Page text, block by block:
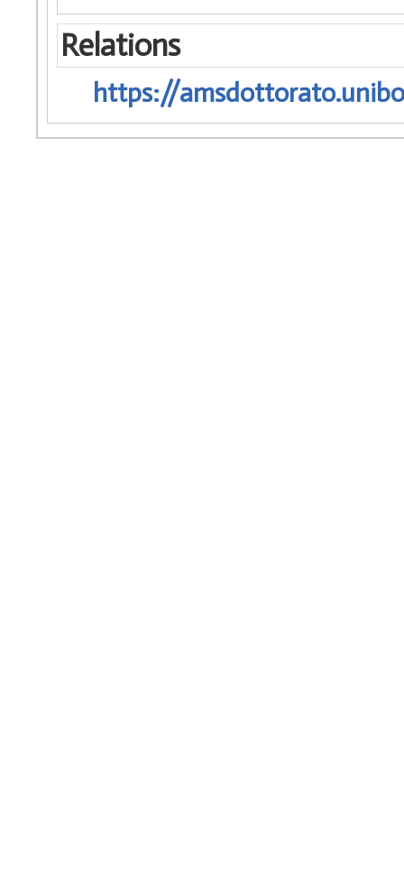
Relations
https://